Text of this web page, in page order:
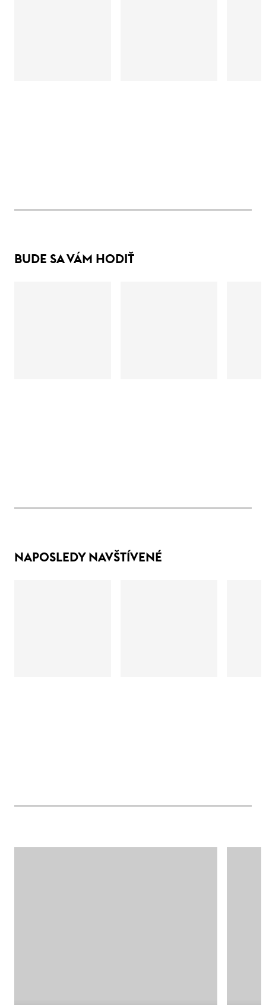
BUDE SA VÁM HODIŤ
NAPOSLEDY NAVŠTÍVENÉ